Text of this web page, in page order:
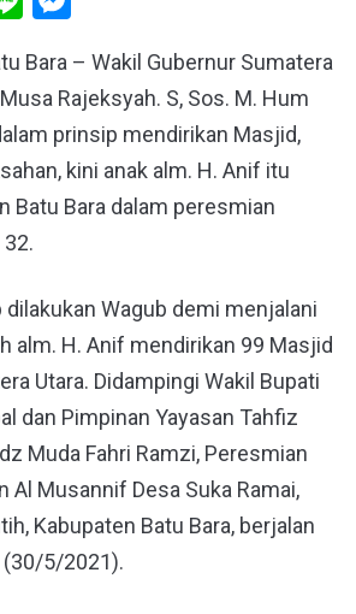
Bara – Wakil Gubernur Sumatera
Rajeksyah. S, Sos. M. Hum
prinsip mendirikan Masjid,
kini anak alm. H. Anif itu
Batu Bara dalam peresmian
dilakukan Wagub demi menjalani
alm. H. Anif mendirikan 99 Masjid
Utara. Didampingi Wakil Bupati
dan Pimpinan Yayasan Tahfiz
Muda Fahri Ramzi, Peresmian
Al Musannif Desa Suka Ramai,
Kabupaten Batu Bara, berjalan
(30/5/2021).